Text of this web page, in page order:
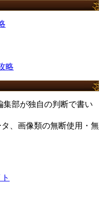
略
集部が独自の判断で書い
、画像類の無断使用・無